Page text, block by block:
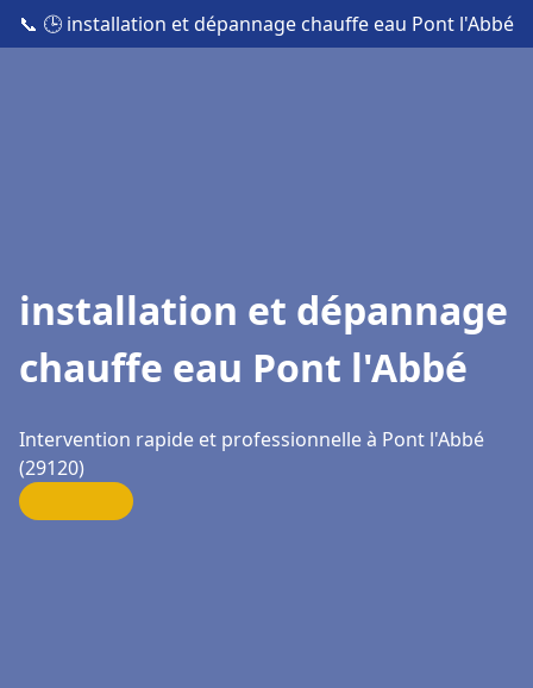
📞 🕒 installation et dépannage chauffe eau Pont l'Abbé
installation et dépannage
chauffe eau Pont l'Abbé
Intervention rapide et professionnelle à Pont l'Abbé
(29120)